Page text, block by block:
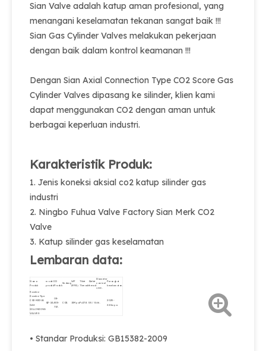
Sian Valve adalah katup aman profesional, yang
menangani keselamatan tekanan sangat baik !!!
Sian Gas Cylinder Valves melakukan pekerjaan
dengan baik dalam kontrol keamanan !!!
Dengan Sian Axial Connection Type CO2 Score Gas
Cylinder Valves dipasang ke silinder, klien kami
dapat menggunakan CO2 dengan aman untuk
berbagai keperluan industri.
Karakteristik Produk:
1. Jenis koneksi aksial co2 katup silinder gas
industri
2. Ningbo Fuhua Valve Factory Sian Merk CO2
Valve
3. Katup silinder gas keselamatan
Lembaran data:
Nama
Produk
model
produk
ID
Produk
Sedang
WP
(MPA)
Thlet
Thread.
Outlet
thread.
Diameter
nominal
φmm.
Perangkat
keselamatan.
Koneksi
Koneksi Tipe
CO2 KEDUA
GAS
SILLINDING
VALVES
QF-2A.
08-
805-
713.
CO2. 15Mpa.Pz27.8. G5 / 8.Φ6.
20.25-
22.5mpa.
• Standar Produksi: GB15382-2009